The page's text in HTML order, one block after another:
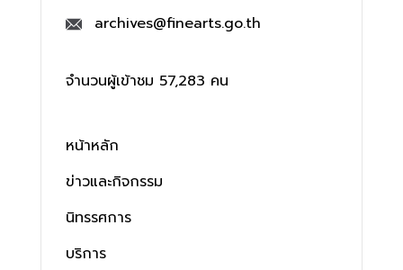
archives@finearts.go.th
จำนวนผู้เข้าชม 57,283 คน
หน้าหลัก
ข่าวและกิจกรรม
นิทรรศการ
บริการ